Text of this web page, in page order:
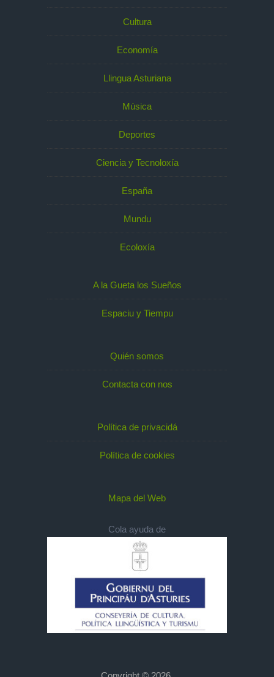
Cultura
Economía
Llingua Asturiana
Música
Deportes
Ciencia y Tecnoloxía
España
Mundu
Ecoloxía
A la Gueta los Sueños
Espaciu y Tiempu
Quién somos
Contacta con nos
Política de privacidá
Política de cookies
Mapa del Web
Cola ayuda de